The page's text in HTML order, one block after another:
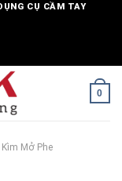
CỤ CẦM TAY
0
Kìm Mở Phe